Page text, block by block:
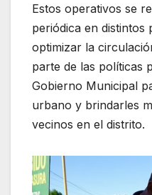
Estos operativos se
periódica en
optimizar la
parte de las políticas
Gobierno Municipal
urbano y brindarles
vecinos en el distrito.